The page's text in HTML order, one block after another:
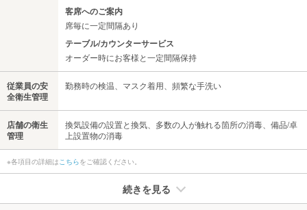
客席へのご案内
席毎に一定間隔あり
テーブル/カウンターサービス
オーダー時にお客様と一定間隔保持
従業員の安
全衛生管理
勤務時の検温、マスク着用、頻繁な手洗い
店舗の衛生
管理
換気設備の設置と換気、多数の人が触れる箇所の消毒、備品/卓
上設置物の消毒
※各項目の詳細はこちらをご確認ください。
続きを見る